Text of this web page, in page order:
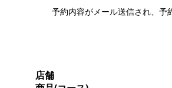
予約内容がメール送信され、予
店舗